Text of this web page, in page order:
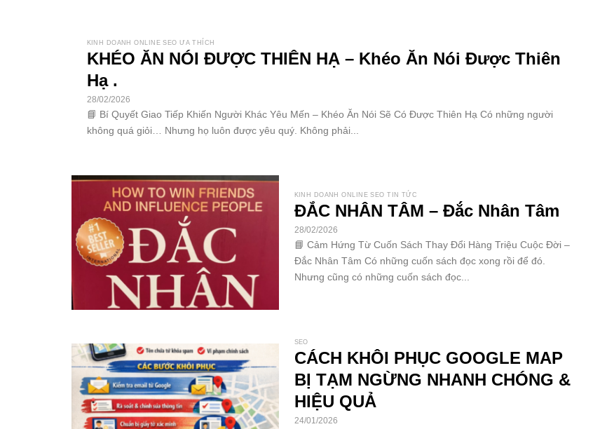
KINH DOANH ONLINE SEO ƯA THÍCH
KHÉO ĂN NÓI ĐƯỢC THIÊN HẠ – Khéo Ăn Nói Được Thiên
Hạ .
28/02/2026
📘 Bí Quyết Giao Tiếp Khiến Người Khác Yêu Mến – Khéo Ăn Nói Sẽ Có Được Thiên Hạ Có những người
không quá giỏi… Nhưng họ luôn được yêu quý. Không phải...
KINH DOANH ONLINE SEO TIN TỨC
ĐẮC NHÂN TÂM – Đắc Nhân Tâm
28/02/2026
📘 Cảm Hứng Từ Cuốn Sách Thay Đổi Hàng Triệu Cuộc Đời –
Đắc Nhân Tâm Có những cuốn sách đọc xong rồi để đó.
Nhưng cũng có những cuốn sách đọc...
SEO
CÁCH KHÔI PHỤC GOOGLE MAP
BỊ TẠM NGỪNG NHANH CHÓNG &
HIỆU QUẢ
24/01/2026